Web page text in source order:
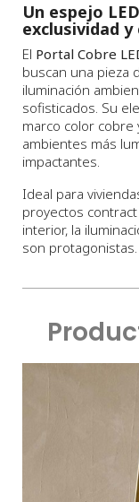
Un espejo
exclusividad y
El Portal Cobre
buscan una pieza
iluminación
sofisticados. Su
marco color cobre
ambientes más
impactantes.
Ideal para
proyectos
interior, la
son protagonistas.